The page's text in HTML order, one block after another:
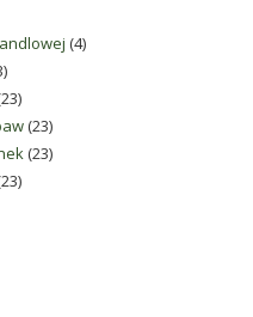
44
23
produkty
2323
produkty
2323
produkty
2323
2323